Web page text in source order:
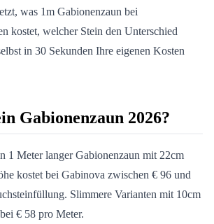
was 1m Gabionenzaun bei
kostet, welcher Stein den Unterschied
in 30 Sekunden Ihre eigenen Kosten
Gabionenzaun 2026?
1 Meter langer Gabionenzaun mit 22cm
kostet bei Gabinova zwischen € 96 und
Slimmere Varianten mit 10cm
€ 58 pro Meter.